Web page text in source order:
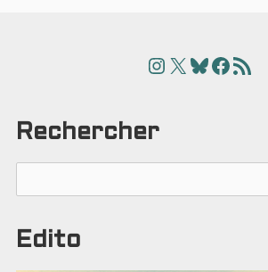
Instagram
X Bluesky
Rechercher
Edito